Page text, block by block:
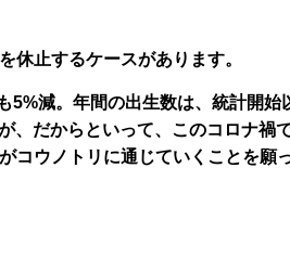
休止するケースがあります。
5%減。年間の出生数は、統計開始
だからといって、このコロナ禍で
コウノトリに通じていくことを願